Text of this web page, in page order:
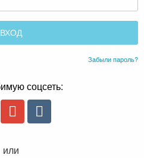
Забыли пароль?
соцсеть:
или